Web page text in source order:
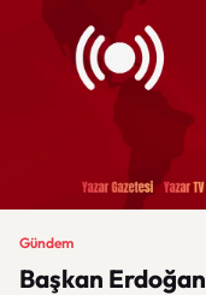
Gündem
Başkan